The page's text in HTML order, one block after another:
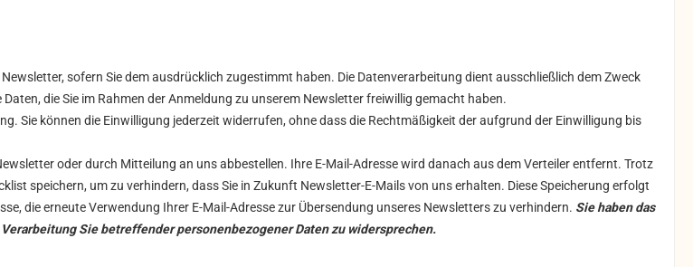
sofern Sie dem ausdrücklich zugestimmt haben. Die Datenverarbeitung dient ausschließlich dem Zweck
die Sie im Rahmen der Anmeldung zu unserem Newsletter freiwillig gemacht haben.
Sie können die Einwilligung jederzeit widerrufen, ohne dass die Rechtmäßigkeit der aufgrund der Einwilligung bis
oder durch Mitteilung an uns abbestellen. Ihre E-Mail-Adresse wird danach aus dem Verteiler entfernt. Trotz
speichern, um zu verhindern, dass Sie in Zukunft Newsletter-E-Mails von uns erhalten. Diese Speicherung erfolgt
die erneute Verwendung Ihrer E-Mail-Adresse zur Übersendung unseres Newsletters zu verhindern. Sie haben das
Sie betreffender personenbezogener Daten zu widersprechen.